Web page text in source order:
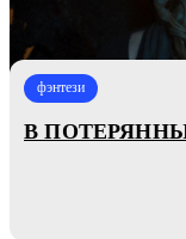
фэнтези
В